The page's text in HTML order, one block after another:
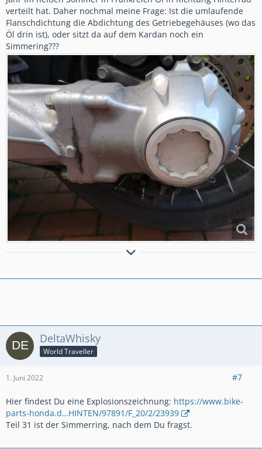
verteilt hat. Daher nochmal meine Frage: Ist die umlaufende
Flanschdichtung die Abdichtung des Getriebegehäuses (wo das
Öl drin ist), oder sitzt da auf dem Kardan noch ein
Simmering???
Jeden Morgen Motorsport trainiert das rechte Handgelenk!
DeltaWhisky
World Traveller
1. Juni 2022 #7
Hier findest Du eine Explosionszeichnung: https://www.bike-
parts-honda.d…HINTEN/97891/F_20/2/23939
Teil 31 ist der Simmerring, nach dem Du fragst.